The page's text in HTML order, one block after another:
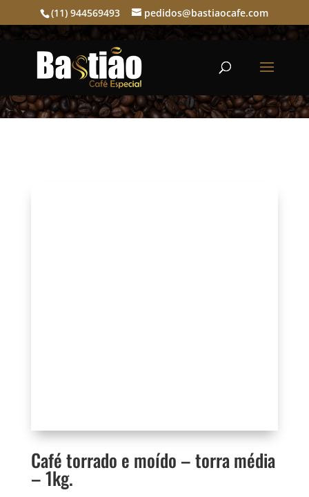
(11) 944569493 pedidos@bastiaocafe.com
Café torrado e moído –
torra média – 1kg.
Café torrado e moído – torra média
– 1kg.